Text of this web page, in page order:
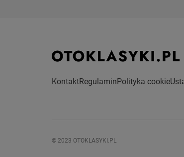
KontaktRegulaminPolityka cookie
© 2023 OTOKLASYKI.PL